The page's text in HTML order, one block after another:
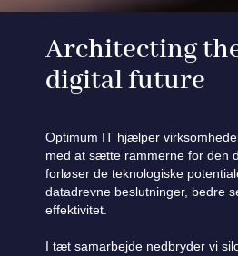
Architecting
digital future
Optimum IT hjælper
med at sætte rammerne for den
forløser de teknologiske
datadrevne beslutninger, bedre
effektivitet.
I tæt samarbejde nedbryder vi